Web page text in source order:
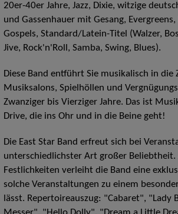
20er-40er Jahre, Jazz, Dixie, witzige
und Gassenhauer mit Gesang,
Gospels, Standard/Latein-Titel (Walzer,
Jive, Rock'n'Roll, Samba, Swing, Blues).
Diese Band entführt Sie musikalisch in die
Musiksalons, Spielhöllen und
Zwanziger bis Vierziger Jahre. Das ist
Drive, die ins Ohr und in die Beine geht!
Die East Star Band erfreut sich bei
unterschiedlichster Art großer Beliebtheit.
Festlichkeiten verleiht die Band eine
solche Veranstaltungen zu einem
lässt. Repertoireauszug: "Cabaret", "Lady